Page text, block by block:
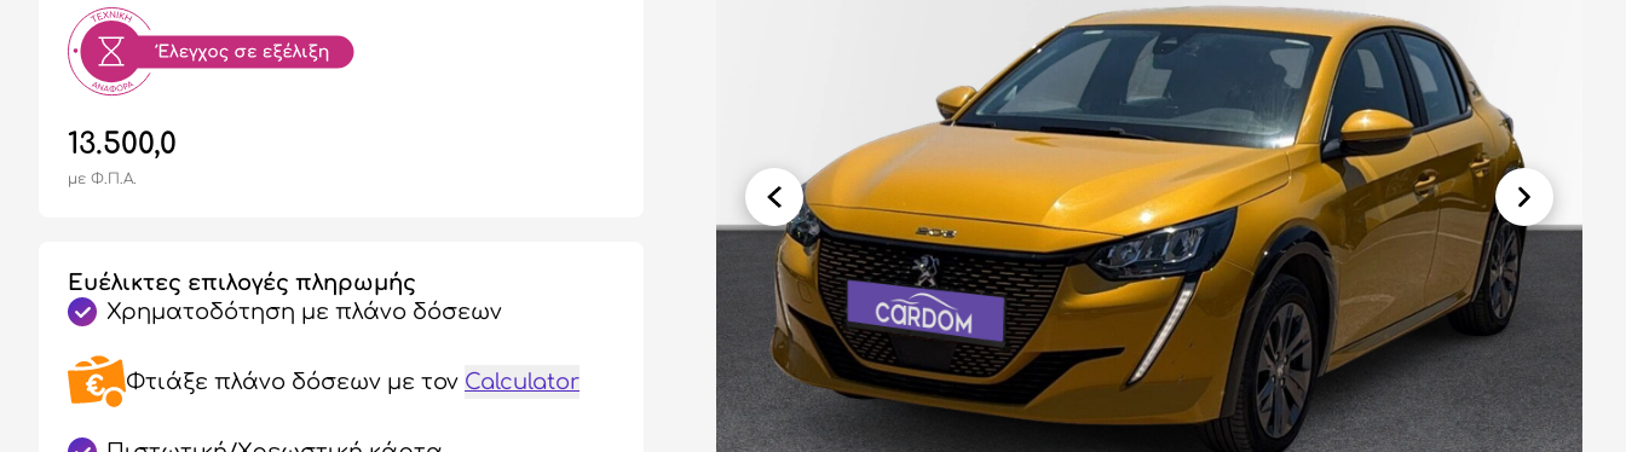
13.500,0
με Φ.Π.Α.
Ευέλικτες επιλογές πληρωμής
Χρηματοδότηση με πλάνο δόσεων
Φτιάξε πλάνο δόσεων με τον Calculator